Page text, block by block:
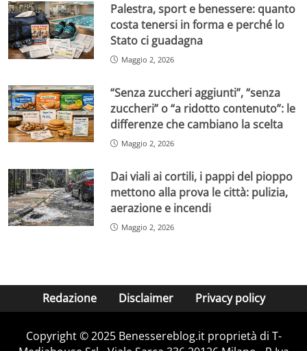
Palestra, sport e benessere: quanto
costa tenersi in forma e perché lo
Stato ci guadagna
Maggio 2, 2026
“Senza zuccheri aggiunti”, “senza
zuccheri” o “a ridotto contenuto”: le
differenze che cambiano la scelta
Maggio 2, 2026
Dai viali ai cortili, i pappi del pioppo
mettono alla prova le città: pulizia,
aerazione e incendi
Maggio 2, 2026
Redazione Disclaimer Privacy policy
Copyright © 2025 Benessereblog.it proprietà di T-